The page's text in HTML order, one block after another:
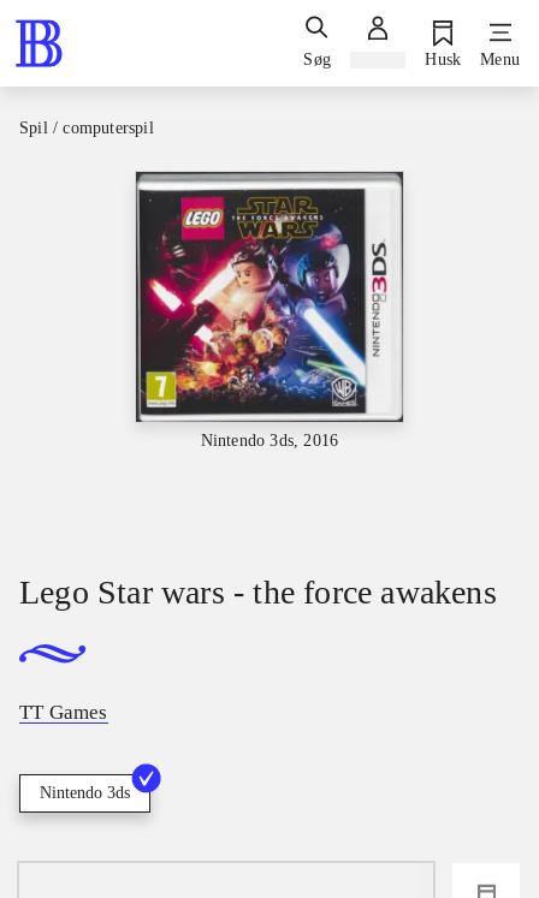
Søg Husk Menu
Spil / computerspil
Nintendo 3ds, 2016
Lego Star wars - the force awakens
TT Games
Nintendo 3ds